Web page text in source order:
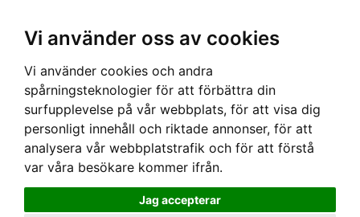
Vi använder oss av cookies
Vi använder cookies och andra
spårningsteknologier för att förbättra din
surfupplevelse på vår webbplats, för att visa dig
personligt innehåll och riktade annonser, för att
analysera vår webbplatstrafik och för att förstå
var våra besökare kommer ifrån.
Jag accepterar
Hem›Lastgaller/ Skyddsgaller› Travall Lastgaller - OPEL VAUXHALL ZAFIRA (05-14)
(NO S/ROOF)